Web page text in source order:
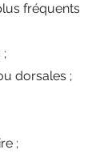
fréquents
;
dorsales ;
;